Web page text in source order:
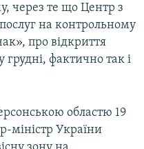
через те що Центр з
на контрольному
про відкриття
грудні, фактично так і
областю 19
міністр України